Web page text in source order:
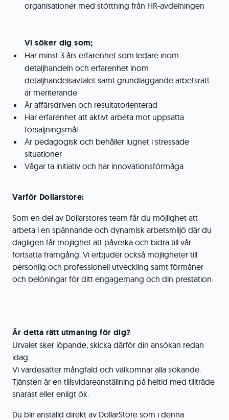
organisationer med stöttning från HR-avdelningen
Vi söker dig som;
Har minst 3 års erfarenhet som ledare inom
detaljhandeln och erfarenhet inom
detaljhandelsavtalet samt grundläggande arbetsrätt
är meriterande
Är affärsdriven och resultatorienterad
Har erfarenhet att aktivt arbeta mot uppsatta
försäljningsmål
Är pedagogisk och behåller lugnet i stressade
situationer
Vågar ta initiativ och har innovationsförmåga
Varför Dollarstore:
Som en del av Dollarstores team får du möjlighet att
arbeta i en spännande och dynamisk arbetsmiljö där du
dagligen får möjlighet att påverka och bidra till vår
fortsatta framgång. Vi erbjuder också möjligheter till
personlig och professionell utveckling samt förmåner
och belöningar för ditt engagemang och din prestation.
Är detta rätt utmaning för dig?
Urvalet sker löpande, skicka därför din ansökan redan
idag.
Vi värdesätter mångfald och välkomnar alla sökande.
Tjänsten är en tillsvidareanställning på heltid med tillträde
snarast eller enligt ök.
Du blir anställd direkt av DollarStore som i denna